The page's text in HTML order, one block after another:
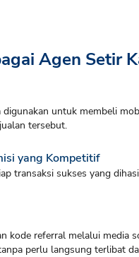
Agen Setir
untuk membeli
tersebut.
yang Kompetitif
transaksi sukses yang
kode referral melalui media
perlu langsung terlibat